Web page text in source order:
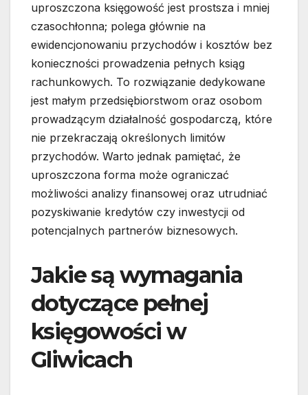
uproszczona księgowość jest prostsza i mniej
czasochłonna; polega głównie na
ewidencjonowaniu przychodów i kosztów bez
konieczności prowadzenia pełnych ksiąg
rachunkowych. To rozwiązanie dedykowane
jest małym przedsiębiorstwom oraz osobom
prowadzącym działalność gospodarczą, które
nie przekraczają określonych limitów
przychodów. Warto jednak pamiętać, że
uproszczona forma może ograniczać
możliwości analizy finansowej oraz utrudniać
pozyskiwanie kredytów czy inwestycji od
potencjalnych partnerów biznesowych.
Jakie są wymagania
dotyczące pełnej
księgowości w
Gliwicach